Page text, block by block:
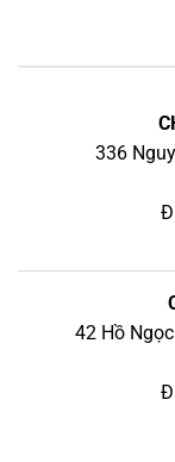
336
42 Hồ